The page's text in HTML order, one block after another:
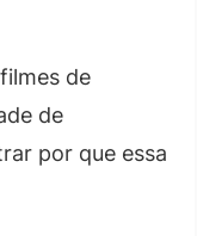
de
de
por que essa